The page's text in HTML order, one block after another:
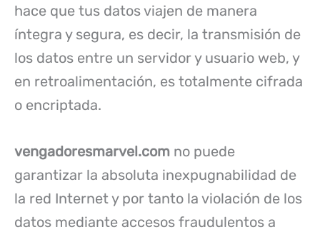
hace que tus datos viajen de manera
íntegra y segura, es decir, la transmisión de
los datos entre un servidor y usuario web, y
en retroalimentación, es totalmente cifrada
o encriptada.
vengadoresmarvel.com no puede
garantizar la absoluta inexpugnabilidad de
la red Internet y por tanto la violación de los
datos mediante accesos fraudulentos a